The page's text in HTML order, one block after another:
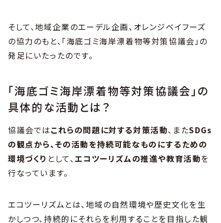
そして、地域企業のエーデル企画、オレンジベイフーズ
の協力のもと、「海底ゴミ海岸漂着物等対策協議会」の
発足にいたったのです。
「海底ゴミ海岸漂着物等対策協議会」の
具体的な活動とは？
協議会ではこれらの問題に対する対策活動、またSDGs
の観点から、その活動を持続可能なものにするための
環境づくり として、エコツーリズムの推進や教育活動を
行なっています。
エコツーリズムとは、地域の自然環境や歴史文化を生
かしつつ、持続的にそれらを利用することを目指した観